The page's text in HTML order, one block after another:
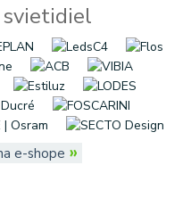
svietidiel
e-shope »